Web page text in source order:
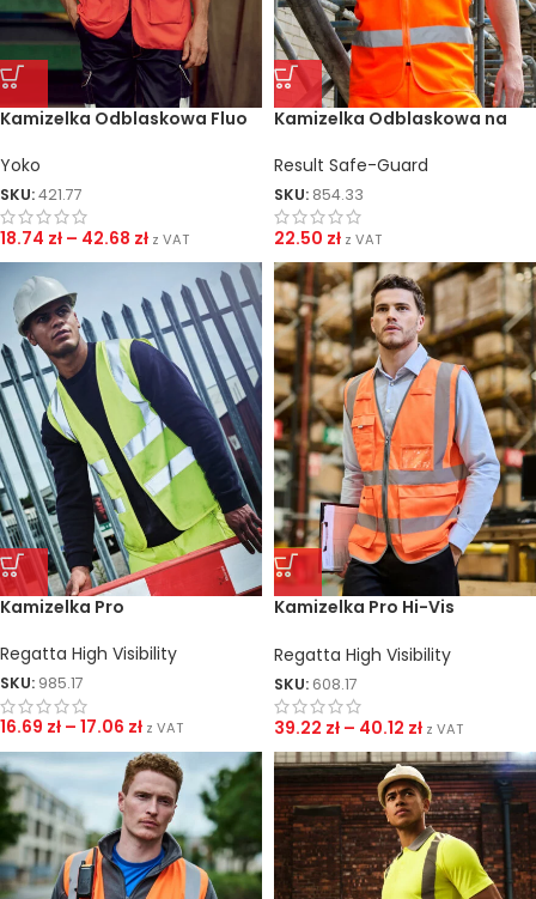
Kamizelka Odblaskowa Fluo
Yoko
SKU:421.77
18.74 zł – 42.68 zł z VAT
Kamizelka Odblaskowa na
Result Safe-Guard
SKU: 854.33
22.50 zł z VAT
Kamizelka Pro
Regatta High Visibility
SKU: 985.17
16.69 zł – 17.06 zł z VAT
Kamizelka Pro Hi-Vis
Regatta High Visibility
SKU: 608.17
39.22 zł – 40.12 zł z VAT